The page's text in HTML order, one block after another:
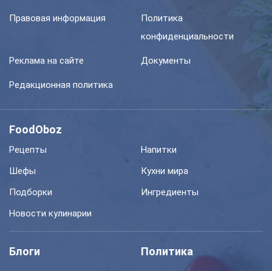
Правовая информация
Политика
конфиденциальности
Реклама на сайте Документы
Редакционная политика
FoodOboz
Рецепты
Напитки
Шефы
Кухни мира
Подборки
Ингредиенты
Новости кулинарии
Блоги Политика